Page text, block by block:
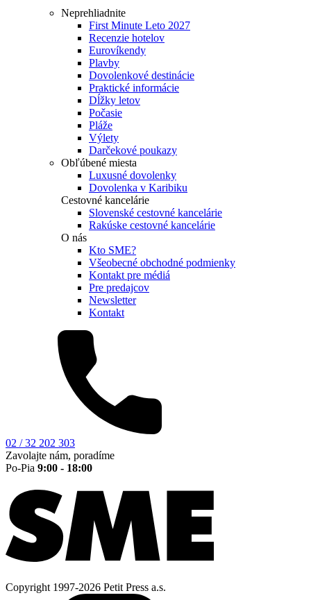
Neprehliadnite
First Minute Leto 2027
Recenzie hotelov
Eurovíkendy
Plavby
Dovolenkové destinácie
Praktické informácie
Dĺžky letov
Počasie
Pláže
Výlety
Darčekové poukazy
Obľúbené miesta
Luxusné dovolenky
Dovolenka v Karibiku
Cestovné kancelárie
Slovenské cestovné kancelárie
Rakúske cestovné kancelárie
O nás
Kto SME?
Všeobecné obchodné podmienky
Kontakt pre médiá
Pre predajcov
Newsletter
Kontakt
02 / 32 202 303
Zavolajte nám, poradíme
Po-Pia 9:00 - 18:00
Copyright 1997-2026 Petit Press a.s.